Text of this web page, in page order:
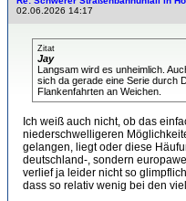
02.06.2026 14:17
Zitat
Jay
Langsam wird es unheimlich.
sich da gerade eine Serie durch
Flankenfahrten an Weichen.
Ich weiß auch nicht, ob das
niederschwelligeren
gelangen, liegt oder diese
deutschland-, sondern
verlief ja leider nicht so
dass so relativ wenig bei den